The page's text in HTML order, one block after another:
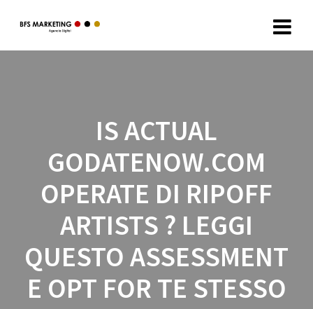
IS ACTUAL
GODATENOW.COM
OPERATE DI RIPOFF
ARTISTS ? LEGGI
QUESTO ASSESSMENT
E OPT FOR TE STESSO